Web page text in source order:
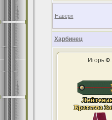
Наверх
Харбинец
Игорь.Ф.